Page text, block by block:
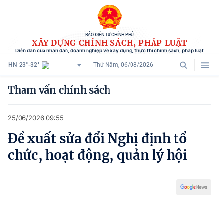
BÁO ĐIỆN TỬ CHÍNH PHỦ
XÂY DỰNG CHÍNH SÁCH, PHÁP LUẬT
Diễn đàn của nhân dân, doanh nghiệp về xây dựng, thực thi chính sách, pháp luật
HN 23°-32° Thứ Năm, 06/08/2026
Danh mục
Tham vấn chính sách
Người dân góp ý
Tham vấn chính sách
25/06/2026 09:55
Đề xuất sửa đổi Nghị định tổ
chức, hoạt động, quản lý hội